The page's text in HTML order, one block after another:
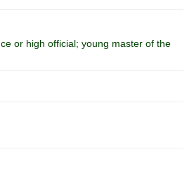
or high official; young master of the